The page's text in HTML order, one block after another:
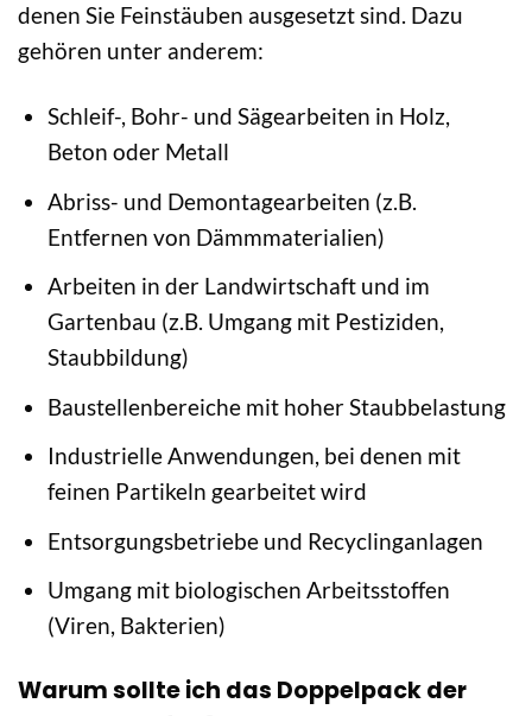
denen Sie Feinstäuben ausgesetzt sind. Dazu
gehören unter anderem:
Schleif-, Bohr- und Sägearbeiten in Holz,
Beton oder Metall
Abriss- und Demontagearbeiten (z.B.
Entfernen von Dämmmaterialien)
Arbeiten in der Landwirtschaft und im
Gartenbau (z.B. Umgang mit Pestiziden,
Staubbildung)
Baustellenbereiche mit hoher Staubbelastung
Industrielle Anwendungen, bei denen mit
feinen Partikeln gearbeitet wird
Entsorgungsbetriebe und Recyclinganlagen
Umgang mit biologischen Arbeitsstoffen
(Viren, Bakterien)
Warum sollte ich das Doppelpack der